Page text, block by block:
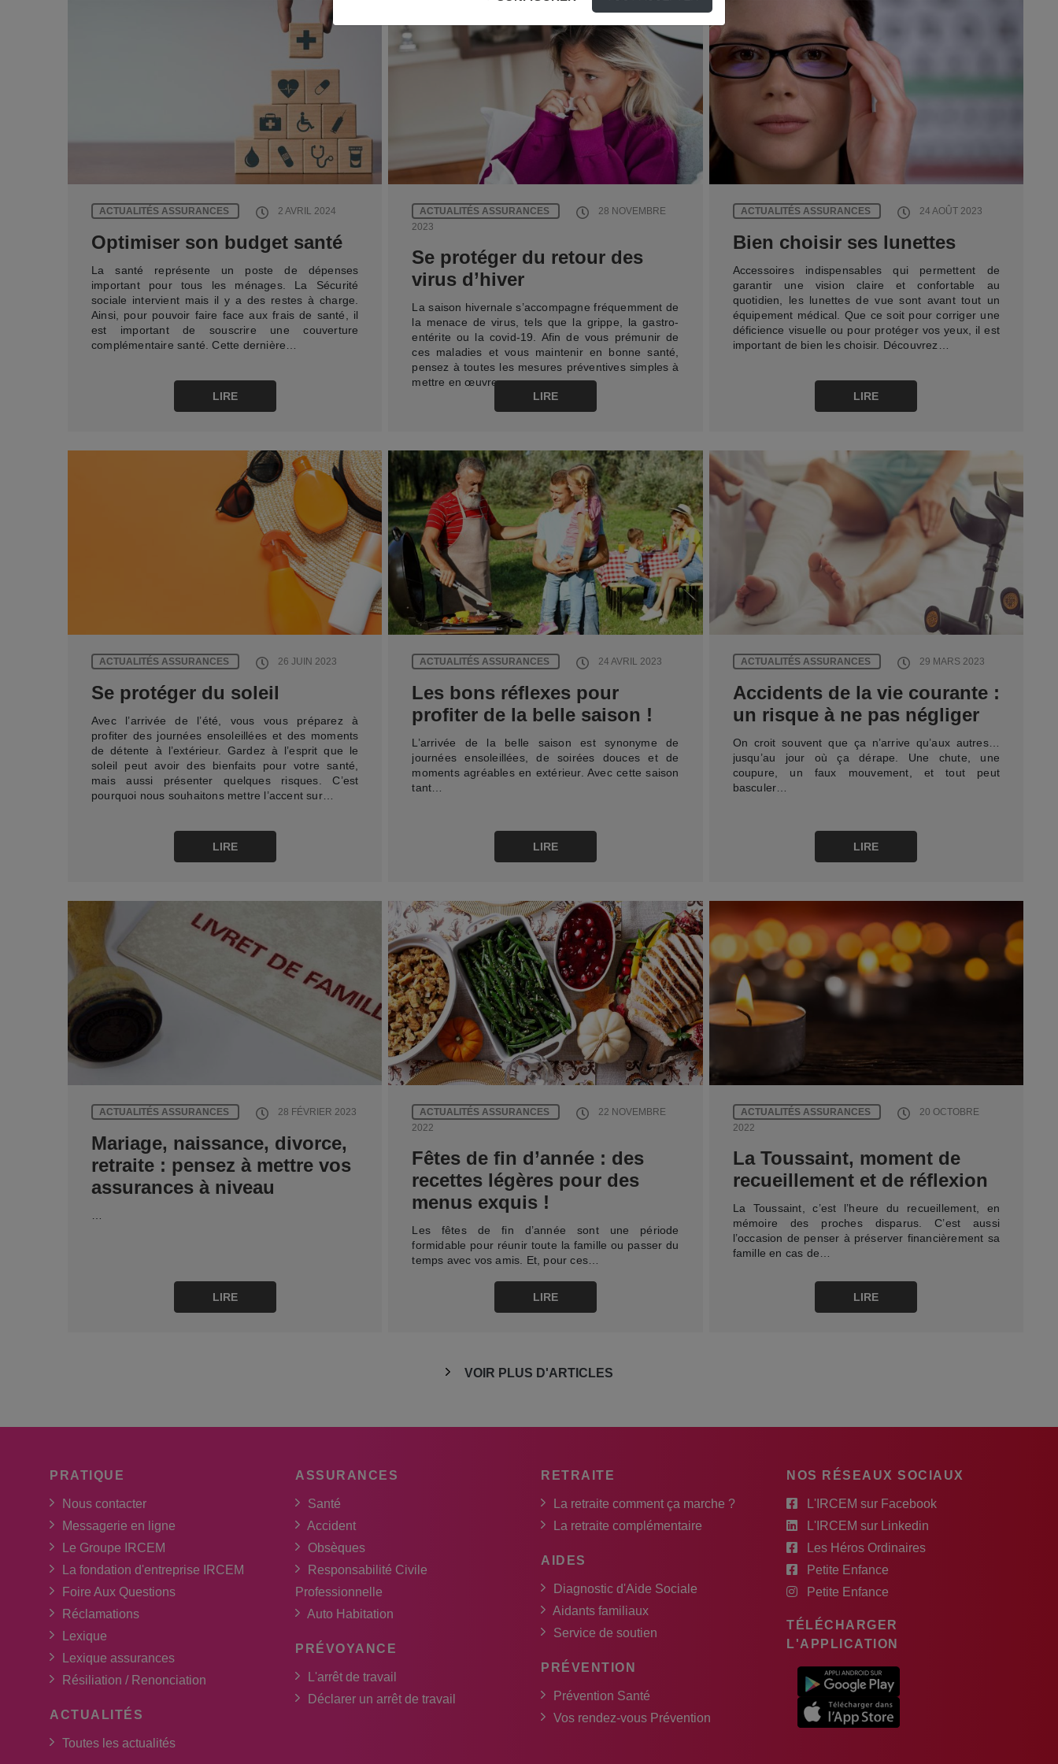
ACTUALITÉS ASSURANCES 2 AVRIL 2024
Optimiser son budget santé
La santé représente un poste de dépenses
important pour tous les ménages. La Sécurité
sociale intervient mais il y a des restes à charge.
Ainsi, pour pouvoir faire face aux frais de santé, il
est important de souscrire une couverture
complémentaire santé. Cette dernière…
LIRE
ACTUALITÉS ASSURANCES
28 NOVEMBRE
2023
Se protéger du retour des
virus d’hiver
La saison hivernale s’accompagne fréquemment de
la menace de virus, tels que la grippe, la gastro-
entérite ou la covid-19. Afin de vous prémunir de
ces maladies et vous maintenir en bonne santé,
pensez à toutes les mesures préventives simples à
mettre en œuvre :…
LIRE
ACTUALITÉS ASSURANCES 24 AOÛT 2023
Bien choisir ses lunettes
Accessoires indispensables qui permettent de
garantir une vision claire et confortable au
quotidien, les lunettes de vue sont avant tout un
équipement médical. Que ce soit pour corriger une
déficience visuelle ou pour protéger vos yeux, il est
important de bien les choisir. Découvrez…
LIRE
ACTUALITÉS ASSURANCES 26 JUIN 2023
Se protéger du soleil
Avec l’arrivée de l’été, vous vous préparez à
profiter des journées ensoleillées et des moments
de détente à l’extérieur. Gardez à l’esprit que le
soleil peut avoir des bienfaits pour votre santé,
mais aussi présenter quelques risques. C’est
pourquoi nous souhaitons mettre l’accent sur…
LIRE
ACTUALITÉS ASSURANCES 24 AVRIL 2023
Les bons réflexes pour
profiter de la belle saison !
L’arrivée de la belle saison est synonyme de
journées ensoleillées, de soirées douces et de
moments agréables en extérieur. Avec cette saison
tant…
LIRE
ACTUALITÉS ASSURANCES 29 MARS 2023
Accidents de la vie courante :
un risque à ne pas négliger
On croit souvent que ça n’arrive qu’aux autres…
jusqu’au jour où ça dérape. Une chute, une
coupure, un faux mouvement, et tout peut
basculer…
LIRE
ACTUALITÉS ASSURANCES 28 FÉVRIER 2023
Mariage, naissance, divorce,
retraite : pensez à mettre vos
assurances à niveau
LIRE
ACTUALITÉS ASSURANCES
22 NOVEMBRE
2022
Fêtes de fin d’année : des
recettes légères pour des
menus exquis !
Les fêtes de fin d’année sont une période
formidable pour réunir toute la famille ou passer du
temps avec vos amis. Et, pour ces…
LIRE
ACTUALITÉS ASSURANCES
20 OCTOBRE
2022
La Toussaint, moment de
recueillement et de réflexion
La Toussaint, c’est l’heure du recueillement, en
mémoire des proches disparus. C’est aussi
l’occasion de penser à préserver financièrement sa
famille en cas de…
LIRE
VOIR PLUS D'ARTICLES
PRATIQUE
Nous contacter
Messagerie en ligne
Le Groupe IRCEM
La fondation d'entreprise IRCEM
Foire Aux Questions
Réclamations
Lexique
Lexique assurances
Résiliation / Renonciation
ACTUALITÉS
Toutes les actualités
ASSURANCES
Santé
Accident
Obsèques
Responsabilité Civile
Professionnelle
Auto Habitation
PRÉVOYANCE
L'arrêt de travail
Déclarer un arrêt de travail
RETRAITE
La retraite comment ça marche ?
La retraite complémentaire
AIDES
Diagnostic d'Aide Sociale
Aidants familiaux
Service de soutien
PRÉVENTION
Prévention Santé
Vos rendez-vous Prévention
NOS RÉSEAUX SOCIAUX
L'IRCEM sur Facebook
L'IRCEM sur Linkedin
Les Héros Ordinaires
Petite Enfance
Petite Enfance
TÉLÉCHARGER
L'APPLICATION